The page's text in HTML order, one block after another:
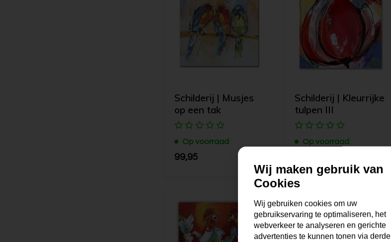
Schilderij | Musjes
op een tak
Op voorraad
99,95
Schilderij | Kleurrijke
tulpen III
Op voorraad
Wij maken gebruik van
Cookies
Wij gebruiken cookies om uw
gebruikservaring te optimaliseren, het
webverkeer te analyseren en gerichte
advertenties te kunnen tonen via derde